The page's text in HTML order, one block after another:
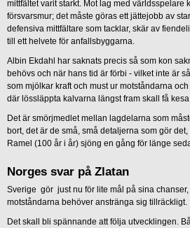
mittfältet varit starkt. Mot lag med världsspelare
försvarsmur; det måste göras ett jättejobb av
defensiva mittfältare som tacklar, skär av
till ett helvete för anfallsbyggarna.
Albin Ekdahl har saknats precis så som kon
behövs och när hans tid är förbi - vilket inte är
som mjölkar kraft och must ur motståndarna
där lössläppta kalvarna längst fram skall få
Det är smörjmedlet mellan lagdelarna som
bort, det är de små, små detaljerna som gör
Ramel (100 år i år) sjöng en gång för länge
Norges svar på Zlatan
Sverige gör just nu för lite mål på sina
motståndarna behöver anstränga sig tillräckligt.
Det skall bli spännande att följa utvecklingen.